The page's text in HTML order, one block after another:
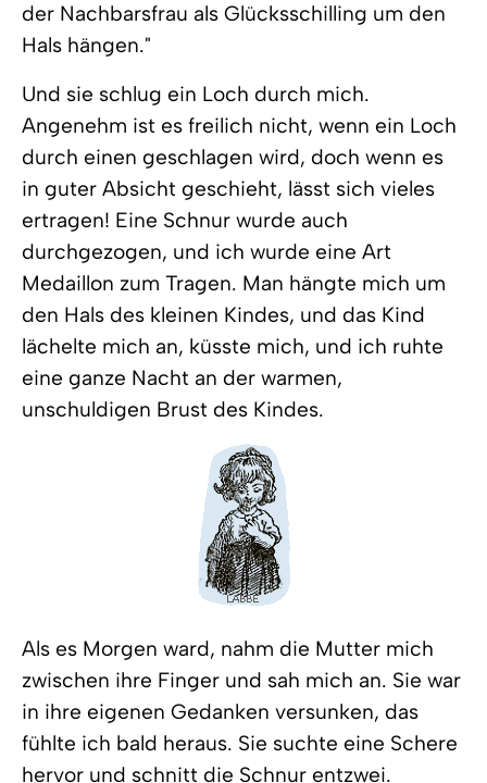
der Nachbarsfrau als Glücksschilling um den
Hals hängen."
Und sie schlug ein Loch durch mich.
Angenehm ist es freilich nicht, wenn ein Loch
durch einen geschlagen wird, doch wenn es
in guter Absicht geschieht, lässt sich vieles
ertragen! Eine Schnur wurde auch
durchgezogen, und ich wurde eine Art
Medaillon zum Tragen. Man hängte mich um
den Hals des kleinen Kindes, und das Kind
lächelte mich an, küsste mich, und ich ruhte
eine ganze Nacht an der warmen,
unschuldigen Brust des Kindes.
Als es Morgen ward, nahm die Mutter mich
zwischen ihre Finger und sah mich an. Sie war
in ihre eigenen Gedanken versunken, das
fühlte ich bald heraus. Sie suchte eine Schere
hervor und schnitt die Schnur entzwei.